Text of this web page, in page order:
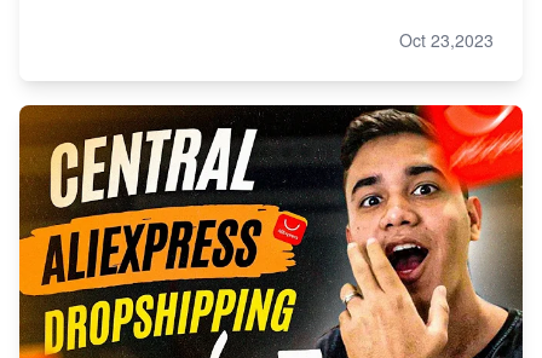
Oct 23,2023